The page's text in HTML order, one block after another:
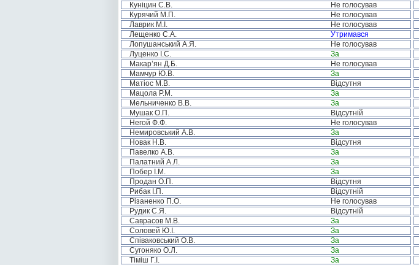
Куніцин С.В.
Не голосував
Курячий М.П.
Не голосував
Лаврик М.І.
Не голосував
Лещенко С.А.
Утримався
Лопушанський А.Я.
Не голосував
Луценко І.С.
За
Макар’ян Д.Б.
Не голосував
Мамчур Ю.В.
За
Матіос М.В.
Відсутня
Мацола Р.М.
За
Мельниченко В.В.
За
Мушак О.П.
Відсутній
Негой Ф.Ф.
Не голосував
Немировський А.В.
За
Новак Н.В.
Відсутня
Павелко А.В.
За
Палатний А.Л.
За
Побер І.М.
За
Продан О.П.
Відсутня
Рибак І.П.
Відсутній
Різаненко П.О.
Не голосував
Рудик С.Я.
Відсутній
Саврасов М.В.
За
Соловей Ю.І.
За
Співаковський О.В.
За
Сугоняко О.Л.
За
Тіміш Г.І.
За